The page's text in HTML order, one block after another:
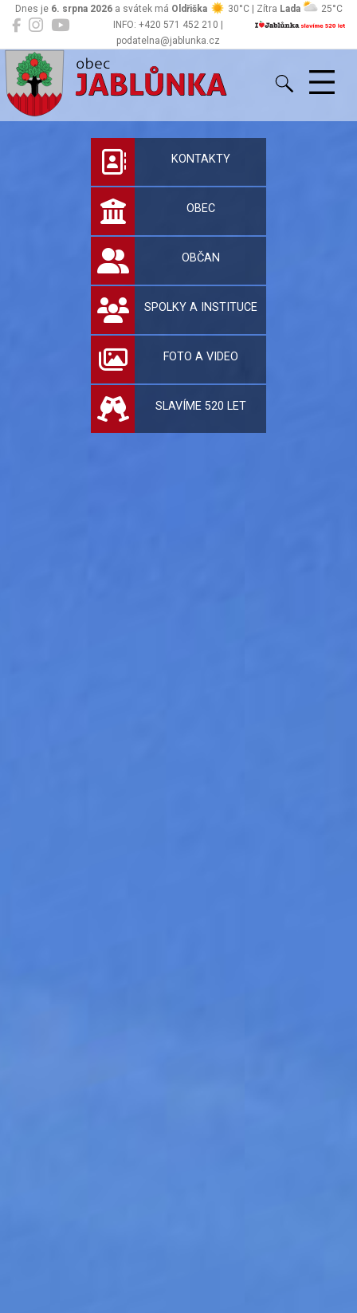
INFO: +420 571 452 210 |
podatelna@jablunka.cz
Dnes je 6. srpna 2026a svátek má Oldřiška 30°C | Zítra Lada 25°C
Jablůnka
Oficiální stránky
KONTAKTY
OBEC
OBČAN
SPOLKY A INSTITUCE
FOTO A VIDEO
SLAVÍME 520 LET